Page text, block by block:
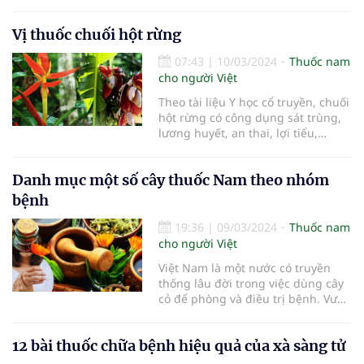
Vị thuốc chuối hột rừng
07:43 | 10/03/2024
Thuốc nam
cho người Việt
Theo tài liệu Y học cổ truyền, chuối
hột rừng có công dụng sát trùng,
lương huyết, an thai, lợi tiểu,…
Danh mục một số cây thuốc Nam theo nhóm
bệnh
19:36 | 09/03/2024
Thuốc nam
cho người Việt
Việt Nam là một nước có truyền
thống lâu đời trong việc dùng cây
cỏ để phòng và điều trị bệnh. Vườn
số bệnh thông thường.
12 bài thuốc chữa bệnh hiệu quả của xà sàng tử